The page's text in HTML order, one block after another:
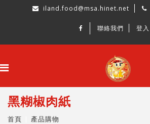
iland.food@msa.hinet.net
聯絡我們 登入
黑糊椒肉紙
首頁 產品購物